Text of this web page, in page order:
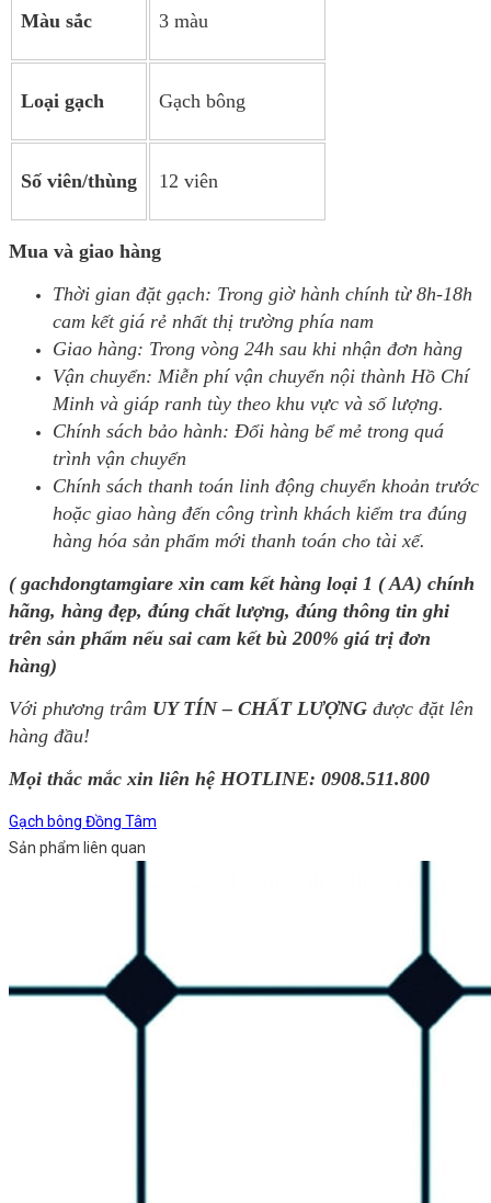
Màu sắc 3 màu
Loại gạch Gạch bông
Số viên/thùng 12 viên
Mua và giao hàng
Thời gian đặt gạch: Trong giờ hành chính từ 8h-18h
cam kết giá rẻ nhất thị trường phía nam
Giao hàng: Trong vòng 24h sau khi nhận đơn hàng
Vận chuyển: Miễn phí vận chuyển nội thành Hồ Chí
Minh và giáp ranh tùy theo khu vực và số lượng.
Chính sách bảo hành: Đổi hàng bể mẻ trong quá
trình vận chuyển
Chính sách thanh toán linh động chuyển khoản trước
hoặc giao hàng đến công trình khách kiểm tra đúng
hàng hóa sản phẩm mới thanh toán cho tài xế.
( gachdongtamgiare xin cam kết hàng loại 1 ( AA) chính
hãng, hàng đẹp, đúng chất lượng, đúng thông tin ghi
trên sản phẩm nếu sai cam kết bù 200% giá trị đơn
hàng)
Với phương trâm UY TÍN – CHẤT LƯỢNG được đặt lên
hàng đầu!
Mọi thắc mắc xin liên hệ HOTLINE: 0908.511.800
Gạch bông Đồng Tâm
Sản phẩm liên quan